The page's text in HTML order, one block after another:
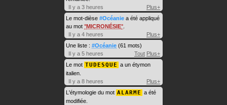
Il y a 3 heures
Plus+
Le mot-dièse #Océanie a été appliqué
au mot MICRONÉSIE
Il y a 4 heures
Plus+
Une liste : #Océanie (61 mots)
Il y a 5 heures
Tout Plus+
Le mot TUDESQUE a un étymon
italien.
Il y a 8 heures
Plus+
L'étymologie du mot ALARME a été
modifiée.